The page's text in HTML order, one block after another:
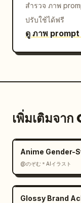
สำรวจ ภาพ
ปรับใช้ได้ฟรี
ดู ภาพ prompt
เพิ่มเติมจาก
Anime Gender-
@のぞむ＊AIイラスト
Glossy Brand